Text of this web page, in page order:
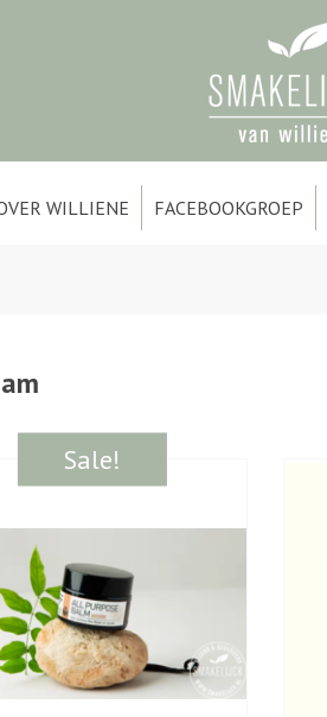
WILLIENE FACEBOOKGROEP
Sale!